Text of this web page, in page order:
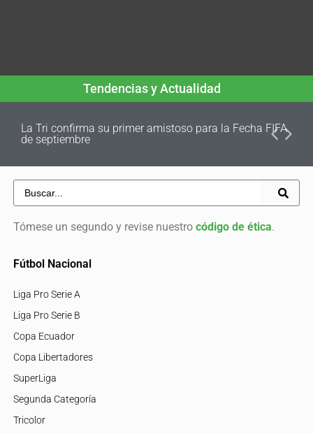
Tendencias y Actualidad
La Tri confirma su primer amistoso para la Fecha FIFA
de septiembre
Tómese un segundo y revise nuestro código de ética.
Fútbol Nacional
Liga Pro Serie A
Liga Pro Serie B
Copa Ecuador
Copa Libertadores
SuperLiga
Segunda Categoría
Tricolor